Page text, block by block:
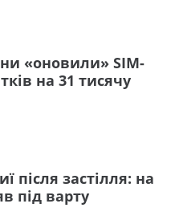
«оновили» SIM-
на 31 тисячу
після застілля: на
під варту